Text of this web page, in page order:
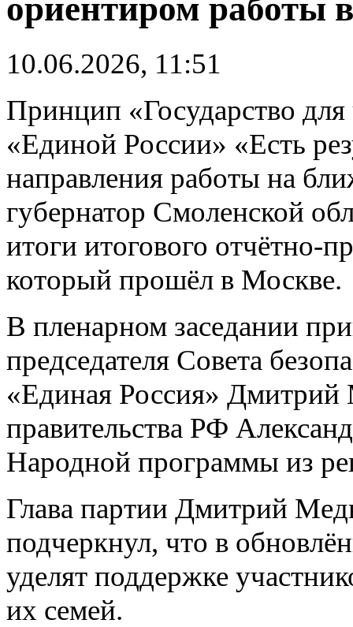
ориентиром работы
10.06.2026, 11:51
Принцип «Государство
«Единой России» «Есть
направления работы на
губернатор Смоленской
итоги итогового отчётно-
который прошёл в Москве.
В пленарном заседании
председателя Совета
«Единая Россия» Дмитрий
правительства РФ
Народной программы из
Глава партии Дмитрий
подчеркнул, что в
уделят поддержке
их семей.